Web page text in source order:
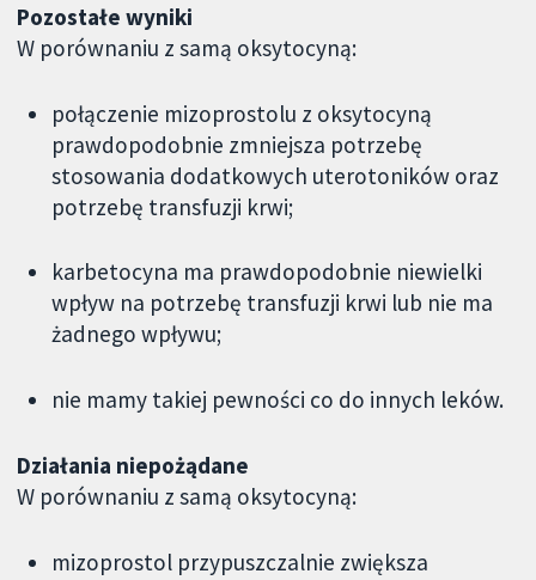
Pozostałe wyniki
W porównaniu z samą oksytocyną:
połączenie mizoprostolu z oksytocyną
prawdopodobnie zmniejsza potrzebę
stosowania dodatkowych uterotoników oraz
potrzebę transfuzji krwi;
karbetocyna ma prawdopodobnie niewielki
wpływ na potrzebę transfuzji krwi lub nie ma
żadnego wpływu;
nie mamy takiej pewności co do innych leków.
Działania niepożądane
W porównaniu z samą oksytocyną:
mizoprostol przypuszczalnie zwiększa